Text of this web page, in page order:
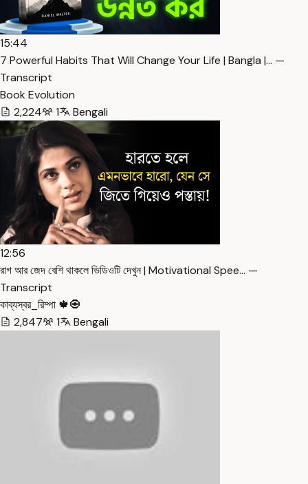
15:44
7 Powerful Habits That Will Change Your Life | Bangla |… —
Transcript
Book Evolution
2,224
1 Bengali
12:56
রাগ আর জেদ বেশি থাকলে ভিডিওটি দেখুন | Motivational Spee… —
Transcript
কাব্যস্বর_রিম্পা 🍁🧿
2,847
1 Bengali